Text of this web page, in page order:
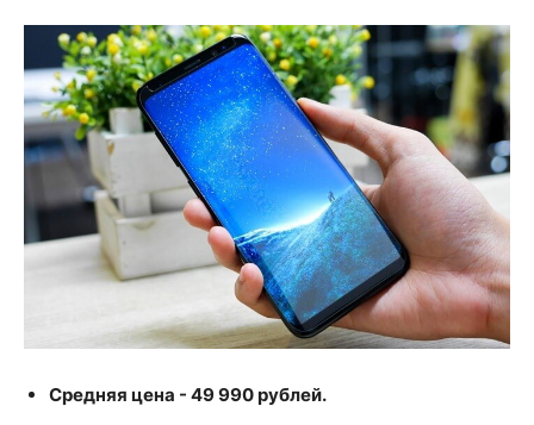
Средняя цена - 49 990 рублей.